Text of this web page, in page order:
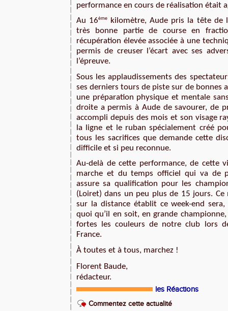
performance en cours de réalisation était
Au 16ème
kilomètre, Aude pris la tête de
très bonne partie de course en
récupération élevée associée à une
permis de creuser l’écart avec ses
l’épreuve.
Sous les applaudissements des
ses derniers tours de piste sur de bonnes
une préparation physique et mentale
droite a permis à Aude de savourer, de
accompli depuis des mois et son visage
la ligne et le ruban spécialement créé
tous les sacrifices que demande cette
difficile et si peu reconnue.
Au-delà de cette performance, de cette
marche et du temps officiel qui va de
assure sa qualification pour les
(Loiret) dans un peu plus de 15 jours.
sur la distance établit ce week-end sera,
quoi qu’il en soit, en grande
fortes les couleurs de notre club lors
France.
À toutes et à tous, marchez !
Florent Baude,
rédacteur.
les Réactions
Commentez cette actualité